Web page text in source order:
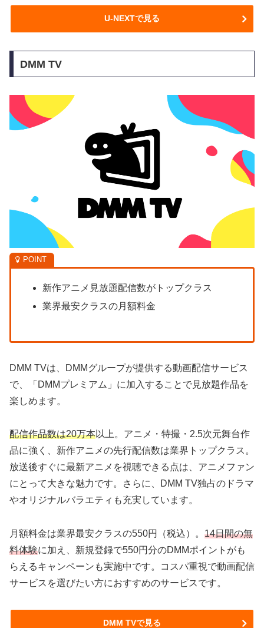
U-NEXTで見る
DMM TV
新作アニメ見放題配信数がトップクラス
業界最安クラスの月額料金
DMM TVは、DMMグループが提供する動画配信サービス
で、「DMMプレミアム」に加入することで見放題作品を
楽しめます。
配信作品数は20万本以上。アニメ・特撮・2.5次元舞台作
品に強く、新作アニメの先行配信数は業界トップクラス。
放送後すぐに最新アニメを視聴できる点は、アニメファン
にとって大きな魅力です。さらに、DMM TV独占のドラマ
やオリジナルバラエティも充実しています。
月額料金は業界最安クラスの550円（税込）。 14日間の無
料体験に加え、新規登録で550円分のDMMポイントがも
らえるキャンペーンも実施中です。コスパ重視で動画配信
サービスを選びたい方におすすめのサービスです。
DMM TVで見る